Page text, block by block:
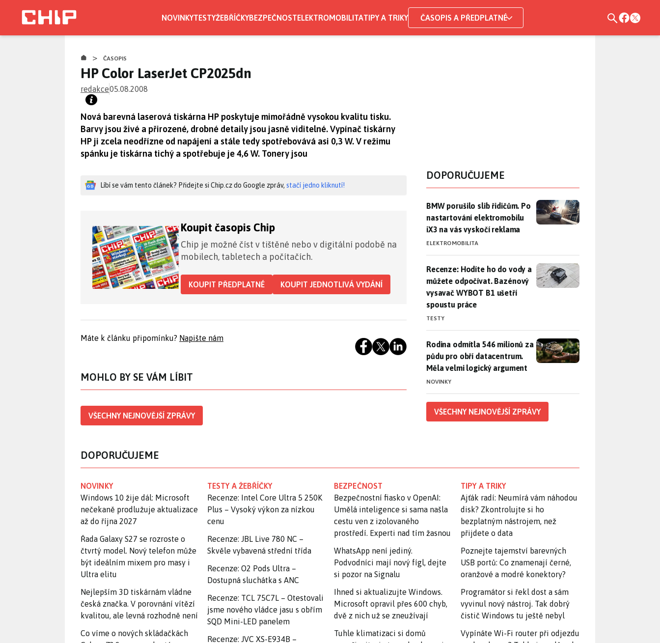
NOVINKYTESTYŽEBŘÍČKYBEZPEČNOSTELEKTROMOBILITATIPY A TRIKY ČASOPIS A PŘEDPLATNÉ
> ČASOPIS
HP Color LaserJet CP2025dn
redakce05.08.2008
Nová barevná laserová tiskárna HP poskytuje mimořádně vysokou kvalitu tisku.
Barvy jsou živé a přirozené, drobné detaily jsou jasně viditelné. Vypínač tiskárny
HP ji zcela neodřízne od napájení a stále tedy spotřebovává asi 0,3 W. V režimu
spánku je tiskárna tichý a spotřebuje je 4,6 W. Tonery jsou
Líbí se vám tento článek? Přidejte si Chip.cz do Google zpráv, stačí jedno kliknutí!
Koupit časopis Chip
Chip je možné číst v tištěné nebo v digitální podobě na
mobilech, tabletech a počítačích.
KOUPIT PŘEDPLATNÉ KOUPIT JEDNOTLIVÁ VYDÁNÍ
Máte k článku připomínku? Napište nám
MOHLO BY SE VÁM LÍBIT
VŠECHNY NEJNOVĚJŠÍ ZPRÁVY
DOPORUČUJEME
BMW porušilo slib řidičům. Po nastartování elektromobilu iX3 na
BMW porušilo slib řidičům. Po
nastartování elektromobilu
iX3 na vás vyskočí reklama
ELEKTROMOBILITA
Recenze: Hodíte ho do vody a můžete odpočívat. Bazénový
Recenze: Hodíte ho do vody a
můžete odpočívat. Bazénový
vysavač WYBOT B1 ušetří
spoustu práce
TESTY
Rodina odmítla 546 milionů za půdu pro obří datacentrum. Měla
Rodina odmítla 546 milionů za
půdu pro obří datacentrum.
Měla velmi logický argument
NOVINKY
VŠECHNY NEJNOVĚJŠÍ ZPRÁVY
DOPORUČUJEME
NOVINKY
Windows 10 žije dál: Microsoft
nečekaně prodlužuje aktualizace
až do října 2027
Řada Galaxy S27 se rozroste o
čtvrtý model. Nový telefon může
být ideálním mixem pro masy i
Ultra elitu
Nejlepším 3D tiskárnám vládne
česká značka. V porovnání vítězí
kvalitou, ale levná rozhodně není
Co víme o nových skládačkách
TESTY A ŽEBŘÍČKY
Recenze: Intel Core Ultra 5 250K
Plus – Vysoký výkon za nízkou
cenu
Recenze: JBL Live 780 NC –
Skvěle vybavená střední třída
Recenze: O2 Pods Ultra –
Dostupná sluchátka s ANC
Recenze: TCL 75C7L – Otestovali
jsme nového vládce jasu s obřím
SQD Mini-LED panelem
Recenze: JVC XS-E934B –
BEZPEČNOST
Bezpečnostní fiasko v OpenAI:
Umělá inteligence si sama našla
cestu ven z izolovaného
prostředí. Experti nad tím žasnou
WhatsApp není jediný.
Podvodníci mají nový fígl, dejte
si pozor na Signalu
Ihned si aktualizujte Windows.
Microsoft opravil přes 600 chyb,
dvě z nich už se zneužívají
Tuhle klimatizaci si domů
TIPY A TRIKY
Ajťák radí: Neumírá vám náhodou
disk? Zkontrolujte si ho
bezplatným nástrojem, než
přijdete o data
Poznejte tajemství barevných
USB portů: Co znamenají černé,
oranžové a modré konektory?
Programátor si řekl dost a sám
vyvinul nový nástroj. Tak dobrý
čistič Windows tu ještě nebyl
Vypínáte Wi-Fi router při odjezdu